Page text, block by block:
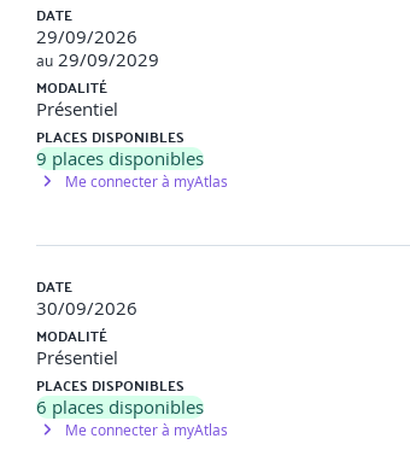
DATE
29/09/2026
au 29/09/2029
MODALITÉ
Présentiel
PLACES DISPONIBLES
9 places disponibles
Me connecter à myAtlas
DATE
30/09/2026
MODALITÉ
Présentiel
PLACES DISPONIBLES
6 places disponibles
Me connecter à myAtlas